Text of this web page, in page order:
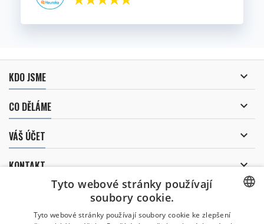
KDO JSME 
CO DĚLÁME 
VÁŠ ÚČET 
KONTAKT 
ODBĚR NOVINEK
CZECH
Tyto webové stránky používají
soubory cookie.
Tyto webové stránky používají soubory cookie ke zlepšení